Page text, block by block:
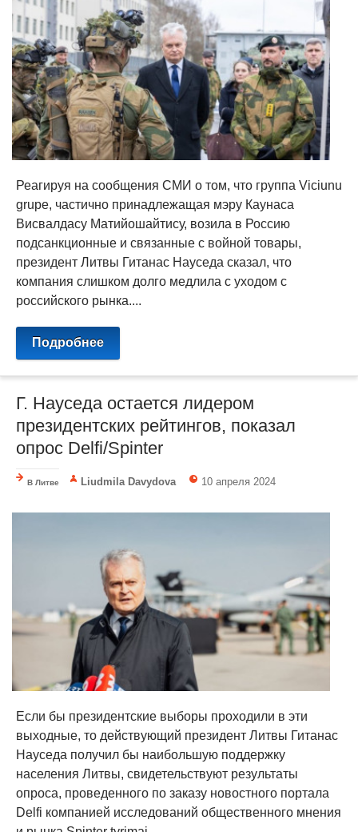
Реагируя на сообщения СМИ о том, что группа Viciunu
grupe, частично принадлежащая мэру Каунаса
Висвалдасу Матийошайтису, возила в Россию
подсанкционные и связанные с войной товары,
президент Литвы Гитанас Науседа сказал, что
компания слишком долго медлила с уходом с
российского рынка....
Подробнее
Г. Науседа остается лидером
президентских рейтингов, показал
опрос Delfi/Spinter
В Литве Liudmila Davydova 10 апреля 2024
Если бы президентские выборы проходили в эти
выходные, то действующий президент Литвы Гитанас
Науседа получил бы наибольшую поддержку
населения Литвы, свидетельствуют результаты
опроса, проведенного по заказу новостного портала
Delfi компанией исследований общественного мнения